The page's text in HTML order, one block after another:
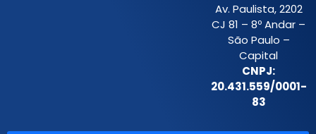
Av. Paulista, 2202
CJ 81 – 8º Andar –
São Paulo –
Capital
CNPJ:
20.431.559/0001-
83